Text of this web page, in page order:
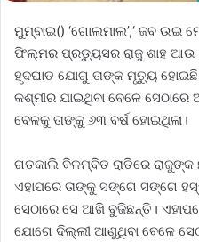
ମୁମ୍ବାଇ() ‘ଗୋଲମାଲ’,‘ ଜବ ଉଇ
ଫିଲ୍ମର ପ୍ରଡ୍ୟୁସର ରାଜୁ ଶାହ ଆଉ
ହୃଦଘାତ ଯୋଗୁ ତାଙ୍କ ମୃତ୍ୟୁ
କଶ୍ମୀର ଯାଇଥିବା ବେଳେ
ବେଳକୁ ତାଙ୍କୁ ୬୩ ବର୍ଷ ହୋଇଥିଲା।
ଗତକାଲି ବିଳମ୍ବିତ ରାତିରେ ରାଜୁଙ୍କ
ଏହାପରେ ତାଙ୍କୁ ସଙ୍ଗେ ସଙ୍ଗେ
ସେଠାରେ ସେ ଆଖି ବୁଜିଛନ୍ତି।
ଯୋଗେ ଦିଲ୍ଲୀ ଆଣୁଥିବା ବେଳେ